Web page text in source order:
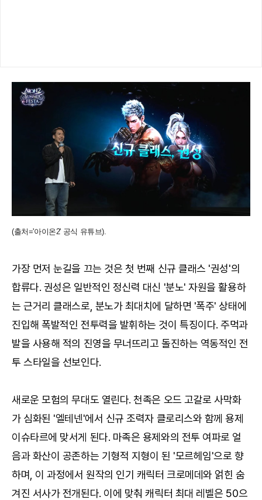
(출처='아이온2' 공식 유튜브).
가장 먼저 눈길을 끄는 것은 첫 번째 신규 클래스 '권성'의
합류다. 권성은 일반적인 정신력 대신 '분노' 자원을 활용하
는 근거리 클래스로, 분노가 최대치에 달하면 '폭주' 상태에
진입해 폭발적인 전투력을 발휘하는 것이 특징이다. 주먹과
발을 사용해 적의 진영을 무너뜨리고 돌진하는 역동적인 전
투 스타일을 선보인다.
새로운 모험의 무대도 열린다. 천족은 오드 고갈로 사막화
가 심화된 '엘테넨'에서 신규 조력자 클로리스와 함께 용제
이슈타르에 맞서게 된다. 마족은 용제와의 전투 여파로 얼
음과 화산이 공존하는 기형적 지형이 된 '모르헤임'으로 향
하며, 이 과정에서 원작의 인기 캐릭터 크로메데와 얽힌 숨
겨진 서사가 전개된다. 이에 맞춰 캐릭터 최대 레벨은 50으